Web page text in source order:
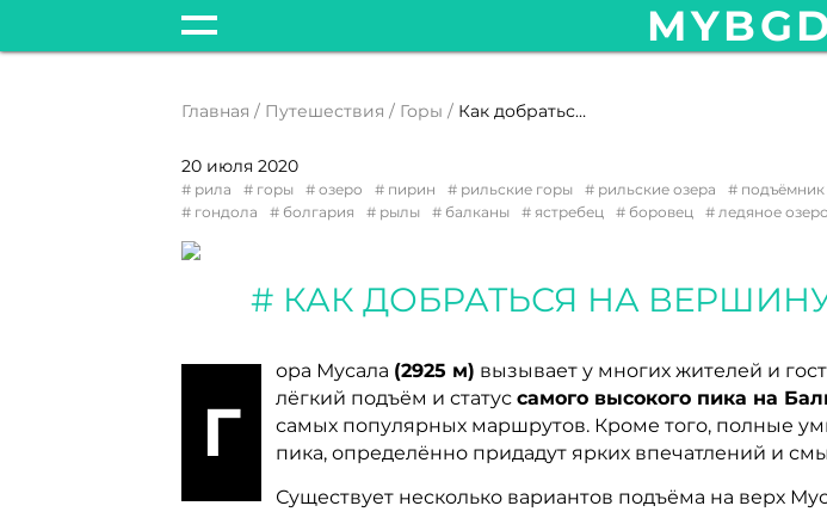
Главная Путешествия Горы Как добраться на вершину Мусала самостоятельно
20 июля 2020
рила горы озеро пирин рильские горы рильские озера подъёмник
гондола
болгария рылы балканы ястребец боровец ледяное озеро
КАК ДОБРАТЬСЯ НА
Г
ора Мусала (2925 м) вызывает у многих жителей и
лёгкий подъём и статус самого высокого пика на
самых популярных маршрутов. Кроме того, полные
пика, определённо придадут ярких впечатлений и
Существует несколько вариантов подъёма на верх